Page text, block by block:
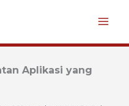
Aplikasi yang